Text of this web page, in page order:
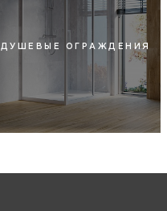
ДУШЕВЫЕ ОГРАЖДЕНИЯ